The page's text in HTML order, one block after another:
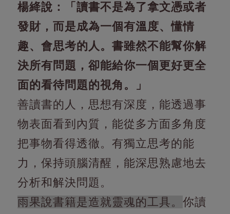
楊絳說：「讀書不是為了拿文憑或者
發財，而是成為一個有溫度、懂情
趣、會思考的人。書雖然不能幫你解
決所有問題，卻能給你一個更好更全
面的看待問題的視角。」
善讀書的人，思想有深度，能透過事
物表面看到內質，能從多方面多角度
把事物看得透徹。有獨立思考的能
力，保持頭腦清醒，能深思熟慮地去
分析和解決問題。
雨果說書籍是造就靈魂的工具。 你讀